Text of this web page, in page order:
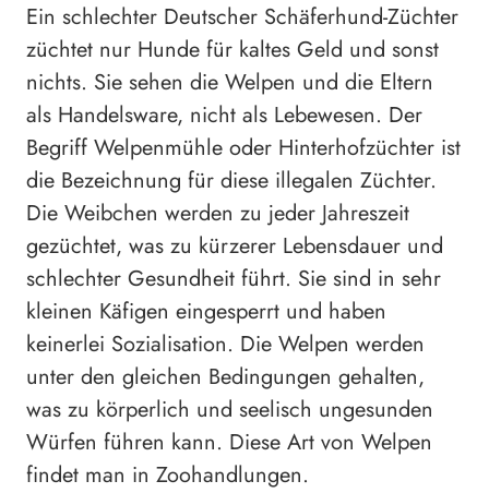
Ein schlechter Deutscher Schäferhund-Züchter
züchtet nur Hunde für kaltes Geld und sonst
nichts. Sie sehen die Welpen und die Eltern
als Handelsware, nicht als Lebewesen. Der
Begriff Welpenmühle oder Hinterhofzüchter ist
die Bezeichnung für diese illegalen Züchter.
Die Weibchen werden zu jeder Jahreszeit
gezüchtet, was zu kürzerer Lebensdauer und
schlechter Gesundheit führt. Sie sind in sehr
kleinen Käfigen eingesperrt und haben
keinerlei Sozialisation. Die Welpen werden
unter den gleichen Bedingungen gehalten,
was zu körperlich und seelisch ungesunden
Würfen führen kann. Diese Art von Welpen
findet man in Zoohandlungen.